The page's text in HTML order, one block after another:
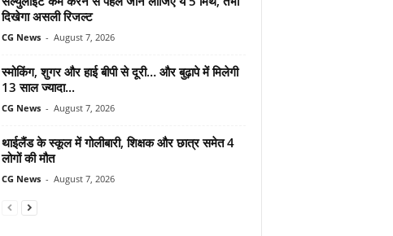
दिखेगा असली रिजल्ट
CG News - August 7, 2026
स्मोकिंग, शुगर और हाई बीपी से दूरी… और बुढ़ापे में मिलेगी
13 साल ज्यादा...
CG News - August 7, 2026
थाईलैंड के स्कूल में गोलीबारी, शिक्षक और छात्र समेत 4
लोगों की मौत
CG News - August 7, 2026